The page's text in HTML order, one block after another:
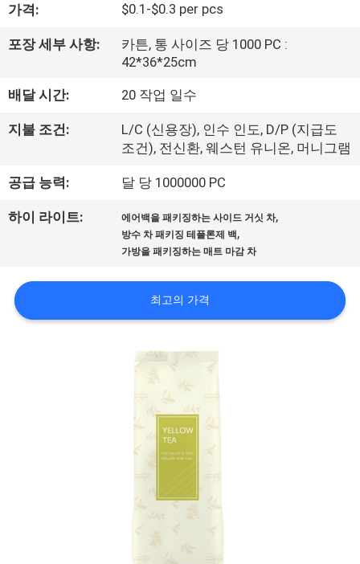
여
공
여
행
관
가격: $0.1-$0.3 per pcs
포장 세부 사항:
카튼, 통 사이즈 당 1000 PC :
42*36*25cm
배달 시간: 20 작업 일수
지불 조건:
L/C (신용장), 인수 인도, D/P (지급도
조건), 전신환, 웨스턴 유니온, 머니그램
공급 능력: 달 당 1000000 PC
하이 라이트: 에어백을 패키징하는 사이드 거싯 차,
방수 차 패키징 테플론제 백 ,
가방을 패키징하는 매트 마감 차
최고의 가격